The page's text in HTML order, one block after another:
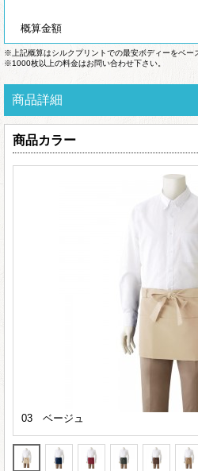
概算金額
※上記概算はシルクプリントでの最安ボディーをベー
※1000枚以上の料金はお問い合わせ下さい。
商品詳細
商品カラー
03 ベージュ